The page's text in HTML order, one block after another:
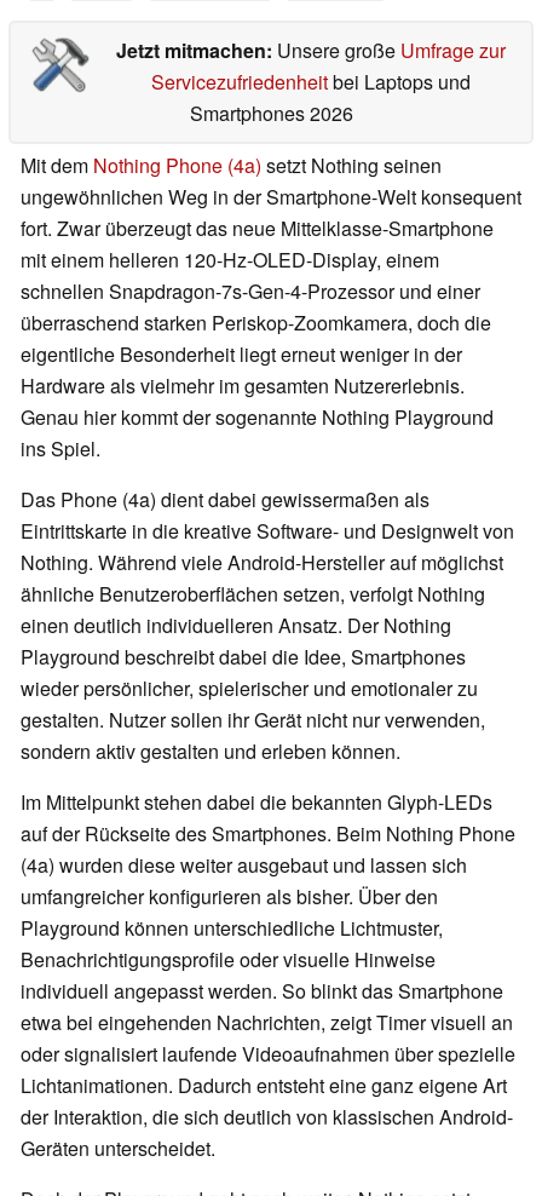
Jetzt mitmachen: Unsere große Umfrage zur
Servicezufriedenheitbei Laptops und
Smartphones 2026
Mit dem Nothing Phone (4a) setzt Nothing seinen
ungewöhnlichen Weg in der Smartphone-Welt konsequent
fort. Zwar überzeugt das neue Mittelklasse-Smartphone
mit einem helleren 120-Hz-OLED-Display, einem
schnellen Snapdragon-7s-Gen-4-Prozessor und einer
überraschend starken Periskop-Zoomkamera, doch die
eigentliche Besonderheit liegt erneut weniger in der
Hardware als vielmehr im gesamten Nutzererlebnis.
Genau hier kommt der sogenannte Nothing Playground
ins Spiel.
Das Phone (4a) dient dabei gewissermaßen als
Eintrittskarte in die kreative Software- und Designwelt von
Nothing. Während viele Android-Hersteller auf möglichst
ähnliche Benutzeroberflächen setzen, verfolgt Nothing
einen deutlich individuelleren Ansatz. Der Nothing
Playground beschreibt dabei die Idee, Smartphones
wieder persönlicher, spielerischer und emotionaler zu
gestalten. Nutzer sollen ihr Gerät nicht nur verwenden,
sondern aktiv gestalten und erleben können.
Im Mittelpunkt stehen dabei die bekannten Glyph-LEDs
auf der Rückseite des Smartphones. Beim Nothing Phone
(4a) wurden diese weiter ausgebaut und lassen sich
umfangreicher konfigurieren als bisher. Über den
Playground können unterschiedliche Lichtmuster,
Benachrichtigungsprofile oder visuelle Hinweise
individuell angepasst werden. So blinkt das Smartphone
etwa bei eingehenden Nachrichten, zeigt Timer visuell an
oder signalisiert laufende Videoaufnahmen über spezielle
Lichtanimationen. Dadurch entsteht eine ganz eigene Art
der Interaktion, die sich deutlich von klassischen Android-
Geräten unterscheidet.